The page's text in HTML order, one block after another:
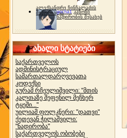
ალექსანდრე ჩინჩალაძის
მემორიალიgocha1 კანონი
ნადირობის შესახებ
ახალი სტატიები
საქართველოს
ადმინისტრაციულ
სამართალდარღვევათა
კოდექსი
გურამ რჩეულიშვილი: "მთის
კალთაზე შეფენილ მეჩხერ
ტყეში..."
უილიამ ფოლკნერი: "დათვი"
ქეთევან ჭილაშვილი:
"ნადირობა"
საქართველოს ობობები